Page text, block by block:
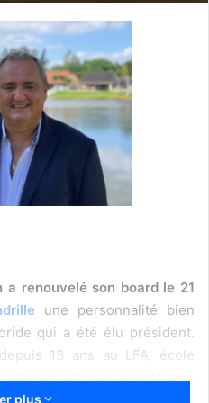
a renouvelé son board le 21
une personnalité bien
qui a été élu président.
13 ans au LFA, école
en immersion en langue
plus